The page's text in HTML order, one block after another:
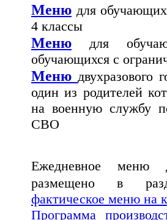
Меню для
4 классы
Меню для
обучающихся с
Меню двухразового
один из родителей
на военную службу
СВО
Ежедневное меню
размещено в
фактическое меню на
Программа